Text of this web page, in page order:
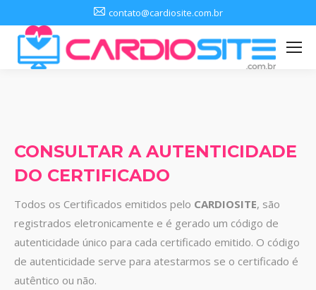
contato@cardiosite.com.br
CONSULTAR A AUTENTICIDADE
DO CERTIFICADO
Todos os Certificados emitidos pelo CARDIOSITE, são
registrados eletronicamente e é gerado um código de
autenticidade único para cada certificado emitido. O código
de autenticidade serve para atestarmos se o certificado é
autêntico ou não.